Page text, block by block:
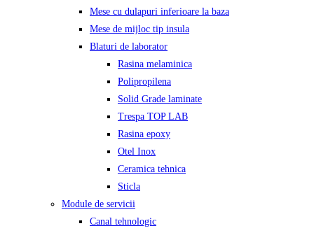
Mese cu dulapuri inferioare la baza
Mese de mijloc tip insula
Blaturi de laborator
Rasina melaminica
Polipropilena
Solid Grade laminate
Trespa TOP LAB
Rasina epoxy
Otel Inox
Ceramica tehnica
Sticla
Module de servicii
Canal tehnologic